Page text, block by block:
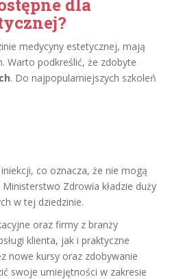
dla
medycyny estetycznej, mają
Warto podkreślić, że zdobyte
. Do najpopularniejszych szkoleń
co oznacza, że nie mogą
Ministerstwo Zdrowia kładzie duży
w tej dziedzinie.
oraz firmy z branży
klienta, jak i praktyczne
nowe kursy oraz zdobywanie
swoje umiejętności w zakresie